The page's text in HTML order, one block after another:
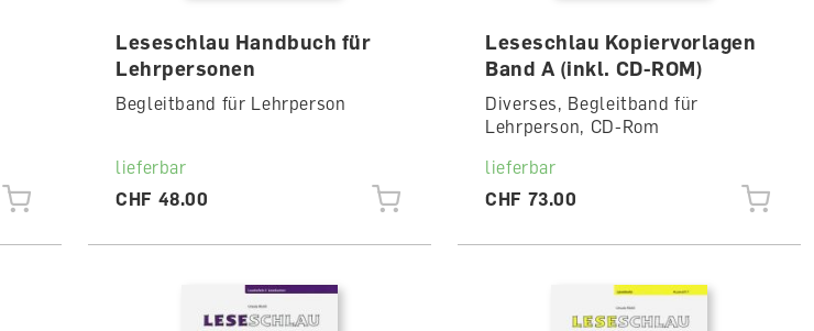
Leseschlau Handbuch für
Lehrpersonen
Begleitband für Lehrperson
lieferbar
CHF 48.00
Leseschlau Kopiervorlagen
Band A (inkl. CD-ROM)
Diverses, Begleitband für
Lehrperson, CD-Rom
lieferbar
CHF 73.00